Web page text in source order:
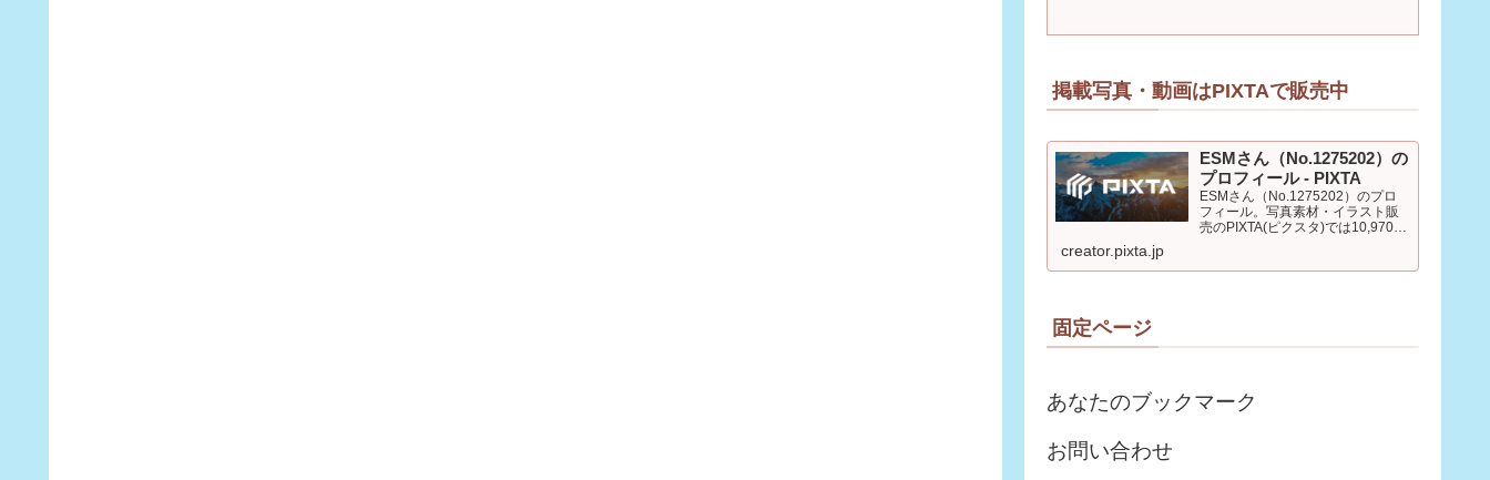
掲載写真・動画はPIXTAで販売中
ESMさん（No.1275202）の
プロフィール - PIXTA
ESMさん（No.1275202）のプロ
フィール。写真素材・イラスト販
売のPIXTA(ピクスタ)では10,970万
購入可能です。毎週更新の無料素
creator.pixta.jp
固定ページ
あなたのブックマーク
お問い合わせ